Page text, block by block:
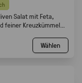
Salat mit Feta,
feiner Kreuzkümmel
Wählen